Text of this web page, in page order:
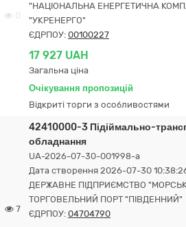
0
"НАЦІОНАЛЬНА ЕНЕРГЕТИЧНА
"УКРЕНЕРГО"
ЄДРПОУ: 00100227
17 927 UAH
Загальна ціна
Очікування пропозицій
Відкриті торги з особливостями
7
42410000-3 Підіймально-
обладнання
UA-2026-07-30-001998-a
Дата створення 2026-07-30
ДЕРЖАВНЕ ПІДПРИЄМСТВО
ТОРГОВЕЛЬНИЙ ПОРТ "ПІВДЕННИЙ"
ЄДРПОУ: 04704790